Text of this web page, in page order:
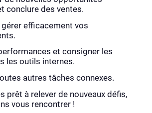
conclure des ventes.
efficacement vos
et consigner les
les outils internes.
autres tâches connexes.
prêt à relever de nouveaux défis,
vous rencontrer !